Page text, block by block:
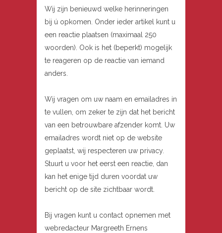
Wij zijn benieuwd welke herinneringen
bij ú opkomen. Onder ieder artikel kunt u
een reactie plaatsen (maximaal 250
woorden). Ook is het (beperkt) mogelijk
te reageren op de reactie van iemand
anders.
Wij vragen om uw naam en emailadres in
te vullen, om zeker te zijn dat het bericht
van een betrouwbare afzender komt. Uw
emailadres wordt niet op de website
geplaatst, wij respecteren uw privacy.
Stuurt u voor het eerst een reactie, dan
kan het enige tijd duren voordat uw
bericht op de site zichtbaar wordt.
Bij vragen kunt u contact opnemen met
webredacteur Margreeth Ernens